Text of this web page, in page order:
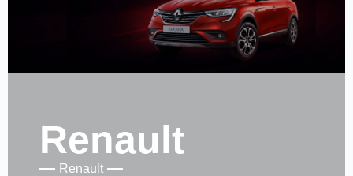
Renault
Renault